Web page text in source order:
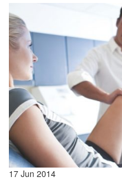
17 Jun 2014